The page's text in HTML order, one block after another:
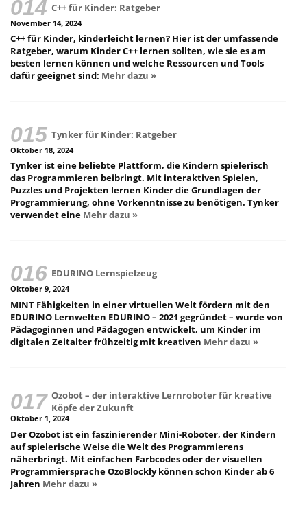
C++ für Kinder: Ratgeber
November 14, 2024
C++ für Kinder, kinderleicht lernen? Hier ist der umfassende
Ratgeber, warum Kinder C++ lernen sollten, wie sie es am
besten lernen können und welche Ressourcen und Tools
dafür geeignet sind: Mehr dazu »
Tynker für Kinder: Ratgeber
Oktober 18, 2024
Tynker ist eine beliebte Plattform, die Kindern spielerisch
das Programmieren beibringt. Mit interaktiven Spielen,
Puzzles und Projekten lernen Kinder die Grundlagen der
Programmierung, ohne Vorkenntnisse zu benötigen. Tynker
verwendet eine Mehr dazu »
EDURINO Lernspielzeug
Oktober 9, 2024
MINT Fähigkeiten in einer virtuellen Welt fördern mit den
EDURINO Lernwelten EDURINO – 2021 gegründet – wurde von
Pädagoginnen und Pädagogen entwickelt, um Kinder im
digitalen Zeitalter frühzeitig mit kreativen Mehr dazu »
Ozobot – der interaktive Lernroboter für kreative
Köpfe der Zukunft
Oktober 1, 2024
Der Ozobot ist ein faszinierender Mini-Roboter, der Kindern
auf spielerische Weise die Welt des Programmierens
näherbringt. Mit einfachen Farbcodes oder der visuellen
Programmiersprache OzoBlockly können schon Kinder ab 6
Jahren Mehr dazu »